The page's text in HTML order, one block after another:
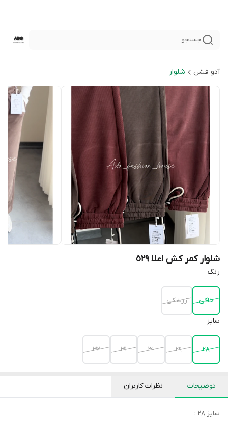
جستجو
آدو فشن شلوار
شلوار کمر کش اعلا ٥٢٩
رنگ
خاكى زرشكى
سايز
٢٨ ٢٩ ٣٠ ٣١ ٣٢
توضیحات نظرات کاربران
سايز ٢٨ :